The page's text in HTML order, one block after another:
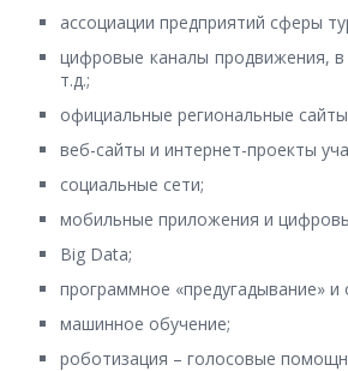
ассоциации предприятий сферы
цифровые каналы продвижения,
т.д.;
официальные региональные
веб-сайты и интернет-проекты
социальные сети;
мобильные приложения и
Big Data;
программное «предугадывание»
машинное обучение;
роботизация – голосовые